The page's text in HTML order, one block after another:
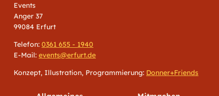
Events
Anger 37
99084 Erfurt
Telefon: 0361 655 - 1940
E-Mail: events@erfurt.de
Konzept, Illustration, Programmierung: Donner+Friends